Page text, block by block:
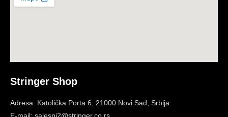
Stringer Shop
Adresa: Katolička Porta 6, 21000 Novi Sad, Srbija